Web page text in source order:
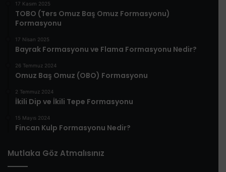
17 Kasım 2025
TOBO (Ters Omuz Baş Omuz Formasyonu)
Formasyonu
17 Nisan 2025
Bayrak Formasyonu ve Flama Formasyonu Nedir?
26 Temmuz 2024
Omuz Baş Omuz (OBO) Formasyonu
2 Temmuz 2024
İkili Dip ve İkili Tepe Formasyonu
15 Mayıs 2024
Fincan Kulp Formasyonu Nedir?
Mutlaka Göz Atmalısınız